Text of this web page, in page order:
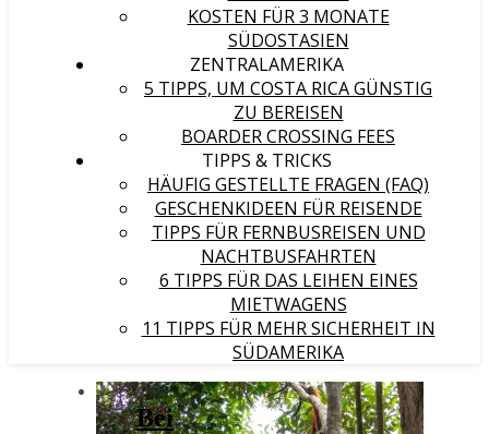
KOSTEN FÜR 3 MONATE
SÜDOSTASIEN
ZENTRALAMERIKA
5 TIPPS, UM COSTA RICA GÜNSTIG
ZU BEREISEN
BOARDER CROSSING FEES
TIPPS & TRICKS
HÄUFIG GESTELLTE FRAGEN (FAQ)
GESCHENKIDEEN FÜR REISENDE
TIPPS FÜR FERNBUSREISEN UND
NACHTBUSFAHRTEN
6 TIPPS FÜR DAS LEIHEN EINES
MIETWAGENS
11 TIPPS FÜR MEHR SICHERHEIT IN
SÜDAMERIKA
Bei